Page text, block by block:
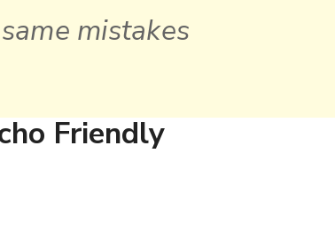
mistakes
Friendly